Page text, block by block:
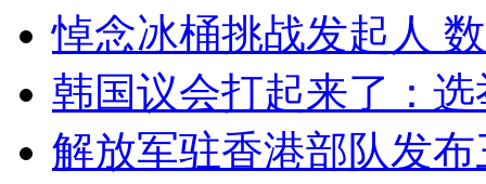
悼念冰桶挑战发起人
韩国议会打起来了：
解放军驻香港部队发